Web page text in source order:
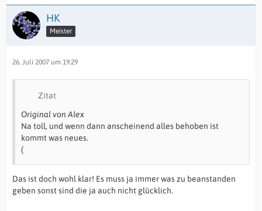
HK
Meister
26. Juli 2007 um 19:29
Zitat
Original von Alex
Na toll, und wenn dann anscheinend alles behoben ist
kommt was neues.
(
Das ist doch wohl klar! Es muss ja immer was zu beanstanden
geben sonst sind die ja auch nicht glücklich.